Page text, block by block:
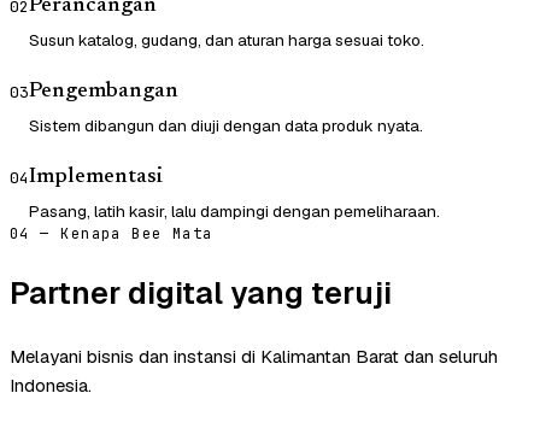
02Perancangan
Susun katalog, gudang, dan aturan harga sesuai toko.
03Pengembangan
Sistem dibangun dan diuji dengan data produk nyata.
04Implementasi
Pasang, latih kasir, lalu dampingi dengan pemeliharaan.
04 — Kenapa Bee Mata
Partner digital yang teruji
Melayani bisnis dan instansi di Kalimantan Barat dan seluruh
Indonesia.